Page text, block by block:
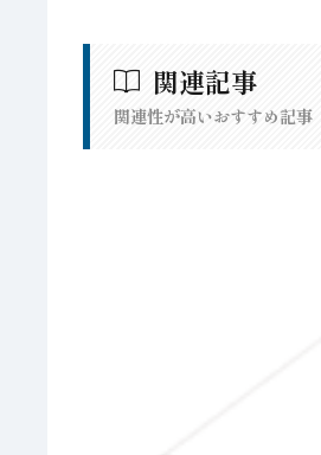
関連記事
関連性が高いおすすめ記事